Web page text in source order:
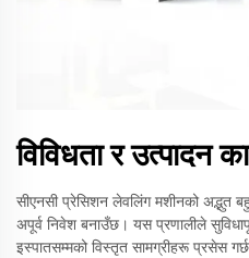
विविधता र उत्पादन
सीएनसी प्रेसिशन लेवलिंग मशीनको अद्भुत
अपूर्व निवेश बनाउँछ। यस प्रणालीले
इस्पातसम्मको विस्तृत सामग्रीहरू प्रसेस